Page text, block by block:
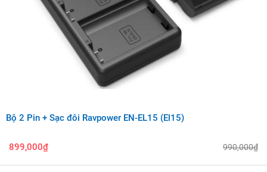
Bộ 2 Pin + Sạc đôi Ravpower EN-EL15 (El15)
899,000₫ 990,000₫